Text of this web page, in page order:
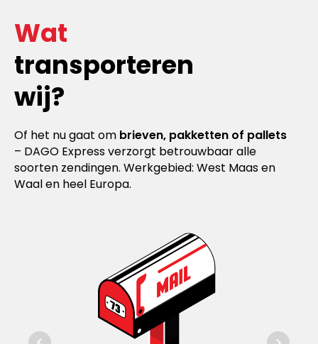
Wat
transporteren
wij?
Of het nu gaat om brieven, pakketten of pallets
– DAGO Express verzorgt betrouwbaar alle
soorten zendingen. Werkgebied: West Maas en
Waal en heel Europa.